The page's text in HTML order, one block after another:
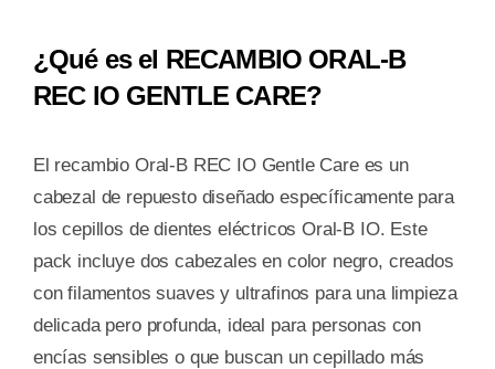
ULTIMATE
CLEAN
CABEZALES
cantidad
¿Qué es el RECAMBIO ORAL-B
REC IO GENTLE CARE?
El recambio Oral-B REC IO Gentle Care es un
cabezal de repuesto diseñado específicamente para
los cepillos de dientes eléctricos Oral-B IO. Este
pack incluye dos cabezales en color negro, creados
con filamentos suaves y ultrafinos para una limpieza
delicada pero profunda, ideal para personas con
encías sensibles o que buscan un cepillado más